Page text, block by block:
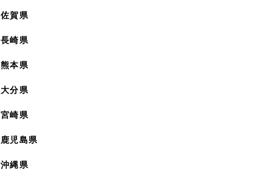
佐賀県
長崎県
熊本県
大分県
宮崎県
鹿児島県
沖縄県